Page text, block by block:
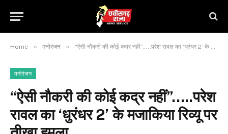
Home » मनोरंजन » “ऐसी नौकरी की कोई कद्र नहीं”…..परेश रावल का ‘धुरंधर 2’ के मजाकिया रिव्यू पर तीखा हमला,
मनोरंजन
“ऐसी नौकरी की कोई कद्र नहीं”…..परेश
रावल का ‘धुरंधर 2’ के मजाकिया रिव्यू पर